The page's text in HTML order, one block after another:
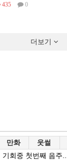
435
0
더보기
만화 웃썰
기회중 첫번째 음주